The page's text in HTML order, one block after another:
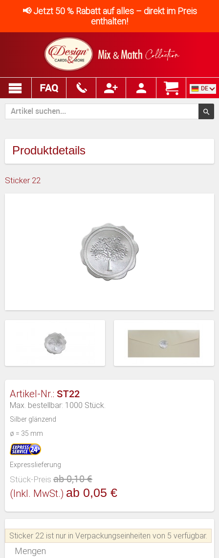
📢 Jetzt 50 % Rabatt auf alles – direkt im Preis
enthalten!
FAQ DE
Produktdetails
Sticker 22
Artikel-Nr.: ST22
Max. bestellbar: 1000 Stück.
Silber glänzend
ø = 35 mm
Expresslieferung
Stück-Preis ab 0,10 €
(inkl. MwSt.) ab 0,05 €
Sticker 22 ist nur in Verpackungseinheiten von 5 verfügbar.
Mengen